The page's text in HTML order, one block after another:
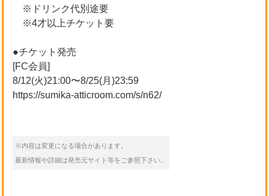
※ドリンク代別途要
※4才以上チケット要
●チケット発売
[FC会員]
8/12(火)21:00〜8/25(月)23:59
https://sumika-atticroom.com/s/n62/
※内容は変更になる場合があります。
最新情報や詳細は発売元サイト等をご参照下さい。